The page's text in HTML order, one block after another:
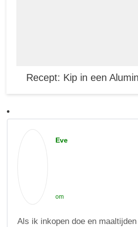
Recept: Kip in een
Eve
om
Als ik inkopen doe en